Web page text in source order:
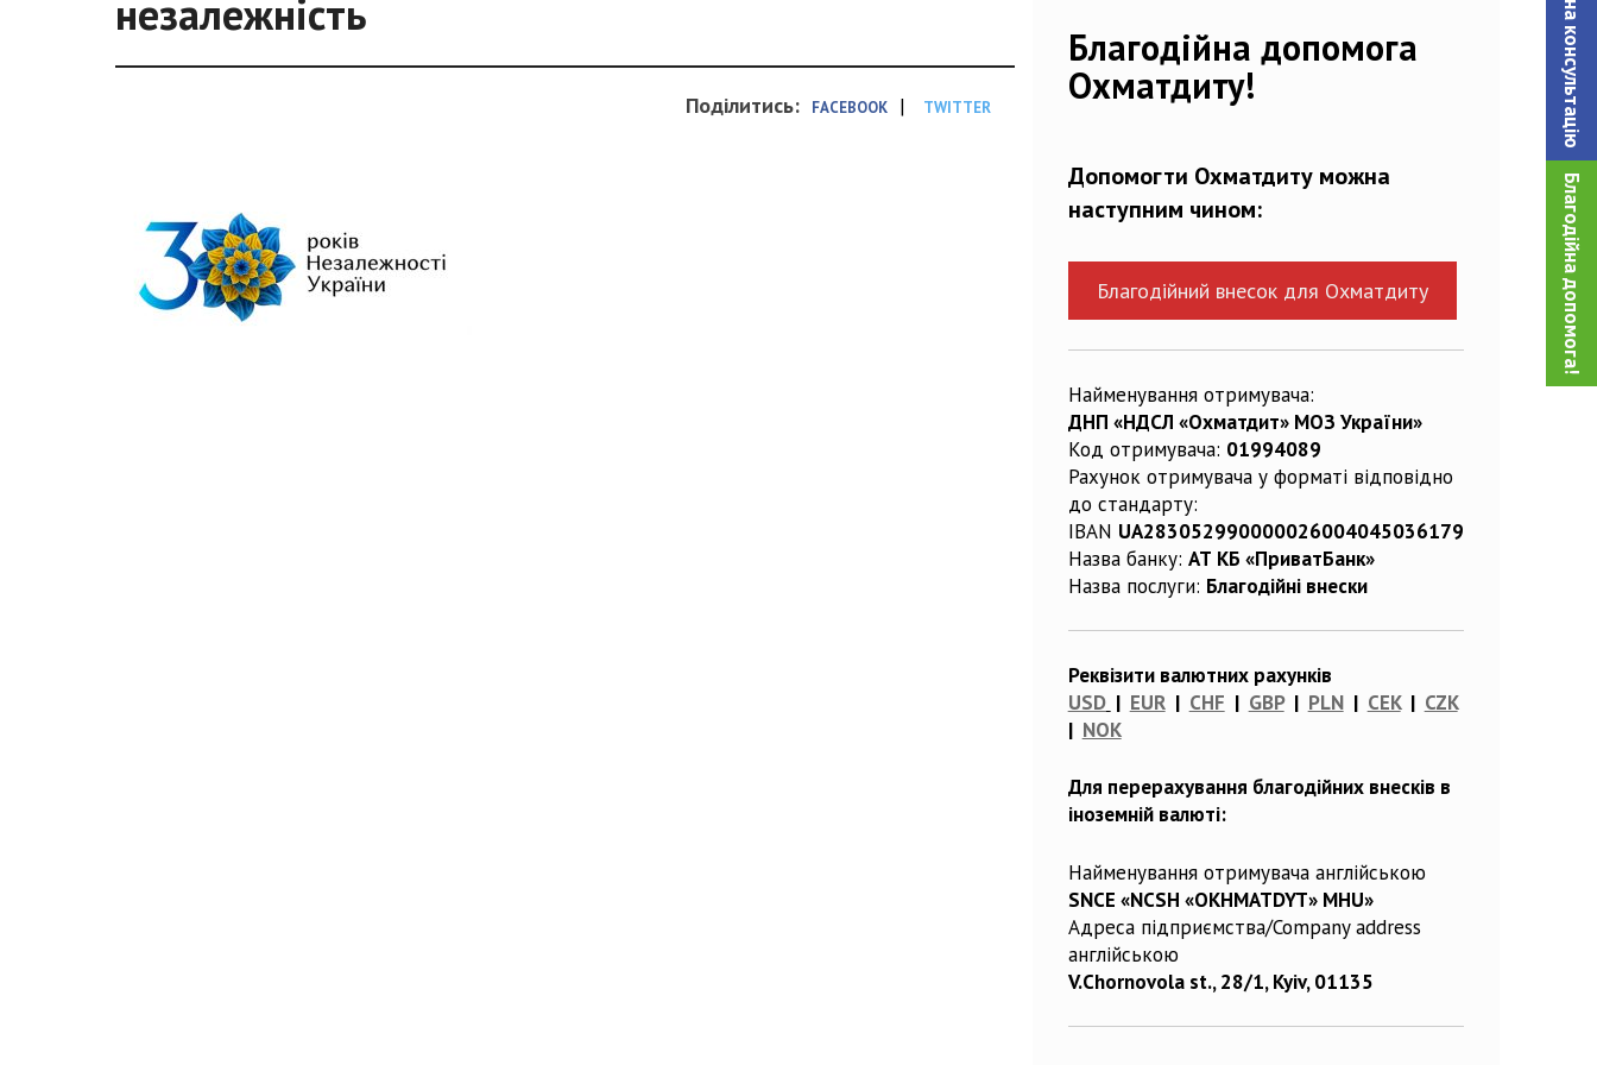
Благодійна допомога!
незалежність
Поділитись: FACEBOOK | TWITTER
Благодійна допомога
Охматдиту!
Допомогти Охматдиту можна
наступним чином:
Благодійний внесок для Охматдиту
Найменування отримувача:
ДНП «НДСЛ «Охматдит» МОЗ України»
Код отримувача: 01994089
Рахунок отримувача у форматі відповідно
до стандарту:
IBAN UA283052990000026004045036179
Назва банку: АТ КБ «ПриватБанк»
Назва послуги: Благодійні внески
Реквізити валютних рахунків
USD | EUR| CHF | GBP| PLN| CEK| CZK
| NOK
Для перерахування благодійних внесків в
іноземній валюті:
Найменування отримувача англійською
SNCE «NCSH «OKHMATDYT» MHU»
Адреса підприємства/Company address
англійською
V.Chornovola st., 28/1, Kyiv, 01135